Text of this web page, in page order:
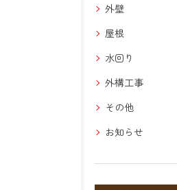
外壁
屋根
水回り
外構工事
その他
お知らせ